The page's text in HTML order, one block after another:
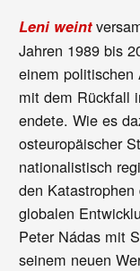
Leni weint
Jahren 1989 bis
einem politischen
mit dem Rückfall
endete. Wie es
osteuropäischer
nationalistisch
den
globalen
Peter Nádas mit
seinem neuen